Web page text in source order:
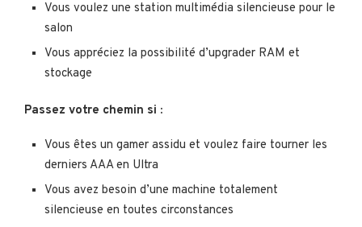
Vous voulez une station multimédia silencieuse pour le
salon
Vous appréciez la possibilité d’upgrader RAM et
stockage
Passez votre chemin si :
Vous êtes un gamer assidu et voulez faire tourner les
derniers AAA en Ultra
Vous avez besoin d’une machine totalement
silencieuse en toutes circonstances